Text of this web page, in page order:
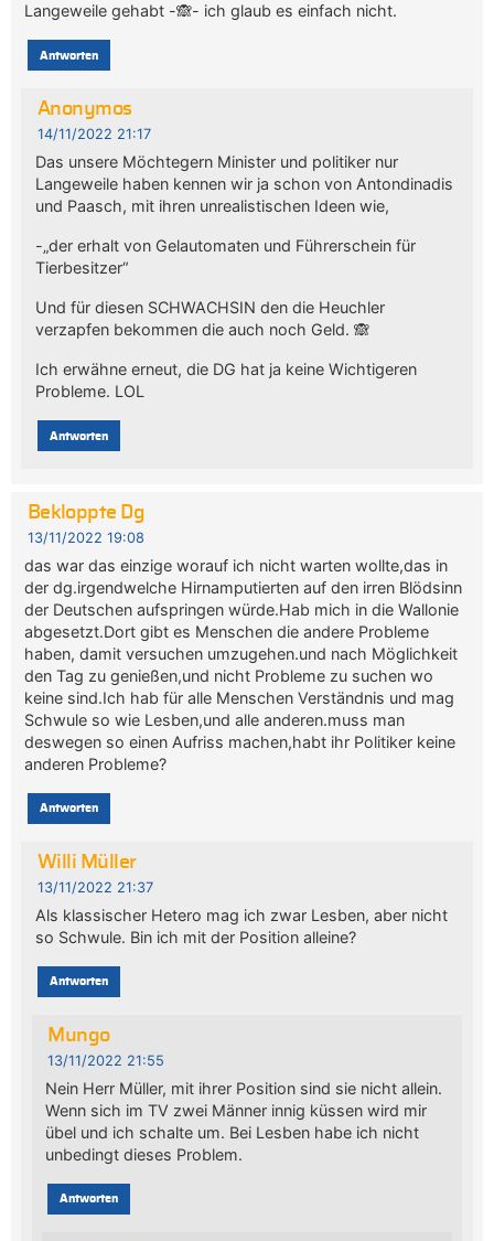
Langeweile gehabt -🙈- ich glaub es einfach nicht.
Antworten
Anonymos
14/11/2022 21:17
Das unsere Möchtegern Minister und politiker nur
Langeweile haben kennen wir ja schon von Antondinadis
und Paasch, mit ihren unrealistischen Ideen wie,
-„der erhalt von Gelautomaten und Führerschein für
Tierbesitzer“
Und für diesen SCHWACHSIN den die Heuchler
verzapfen bekommen die auch noch Geld. 🙈
Ich erwähne erneut, die DG hat ja keine Wichtigeren
Probleme. LOL
Antworten
Bekloppte Dg
13/11/2022 19:08
das war das einzige worauf ich nicht warten wollte,das in
der dg.irgendwelche Hirnamputierten auf den irren Blödsinn
der Deutschen aufspringen würde.Hab mich in die Wallonie
abgesetzt.Dort gibt es Menschen die andere Probleme
haben, damit versuchen umzugehen.und nach Möglichkeit
den Tag zu genießen,und nicht Probleme zu suchen wo
keine sind.Ich hab für alle Menschen Verständnis und mag
Schwule so wie Lesben,und alle anderen.muss man
deswegen so einen Aufriss machen,habt ihr Politiker keine
anderen Probleme?
Antworten
Willi Müller
13/11/2022 21:37
Als klassischer Hetero mag ich zwar Lesben, aber nicht
so Schwule. Bin ich mit der Position alleine?
Antworten
Mungo
13/11/2022 21:55
Nein Herr Müller, mit ihrer Position sind sie nicht allein.
Wenn sich im TV zwei Männer innig küssen wird mir
übel und ich schalte um. Bei Lesben habe ich nicht
unbedingt dieses Problem.
Antworten